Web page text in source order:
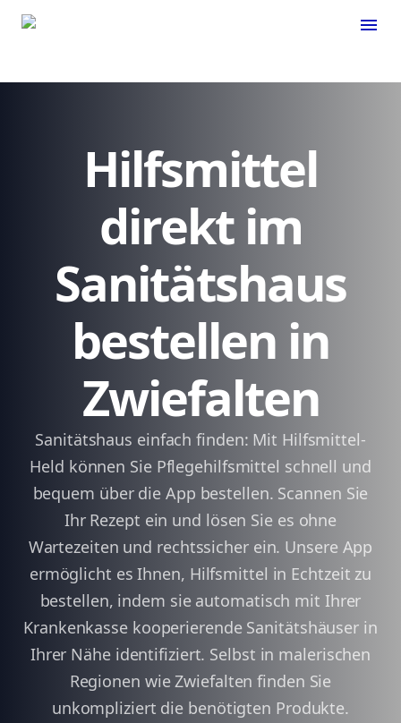
menu
Hilfsmittel
direkt im
Sanitätshaus
bestellen in
Zwiefalten
Sanitätshaus einfach finden: Mit Hilfsmittel-
Held können Sie Pflegehilfsmittel schnell und
bequem über die App bestellen. Scannen Sie
Ihr Rezept ein und lösen Sie es ohne
Wartezeiten und rechtssicher ein. Unsere App
ermöglicht es Ihnen, Hilfsmittel in Echtzeit zu
bestellen, indem sie automatisch mit Ihrer
Krankenkasse kooperierende Sanitätshäuser in
Ihrer Nähe identifiziert. Selbst in malerischen
Regionen wie Zwiefalten finden Sie
unkompliziert die benötigten Produkte.